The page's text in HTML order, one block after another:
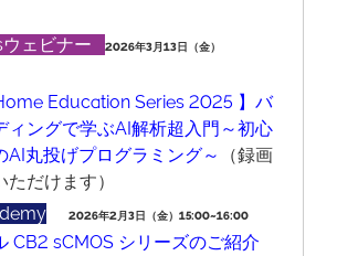
ェビナー
2026年3月13日（金）
Education Series 2025 】バ
ィングで学ぶAI解析超入門～初心
AI丸投げプログラミング～
（録画
ただけます）
2026年2月3日（金）15:00~16:00
CB2 sCMOS シリーズのご紹介